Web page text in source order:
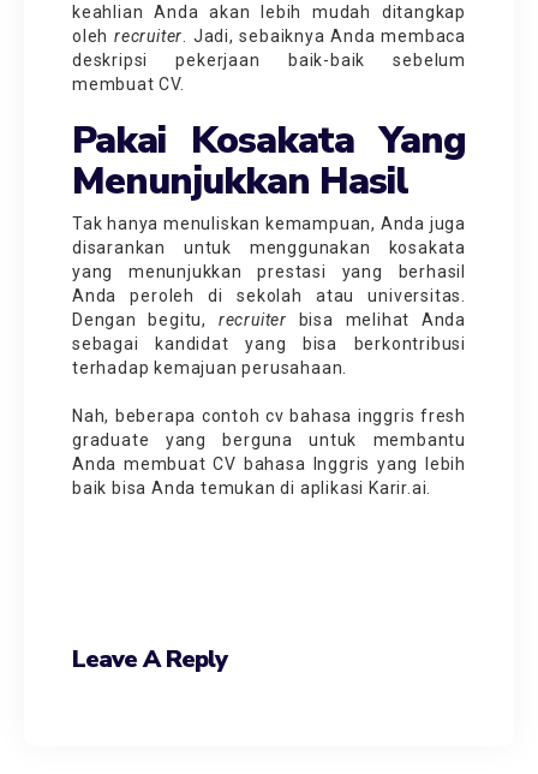
keahlian Anda akan lebih mudah ditangkap
oleh recruiter . Jadi, sebaiknya Anda membaca
deskripsi pekerjaan baik-baik sebelum
membuat CV.
Pakai Kosakata Yang
Menunjukkan Hasil
Tak hanya menuliskan kemampuan, Anda juga
disarankan untuk menggunakan kosakata
yang menunjukkan prestasi yang berhasil
Anda peroleh di sekolah atau universitas.
Dengan begitu, recruiter bisa melihat Anda
sebagai kandidat yang bisa berkontribusi
terhadap kemajuan perusahaan.
Nah, beberapa contoh cv bahasa inggris fresh
graduate yang berguna untuk membantu
Anda membuat CV bahasa Inggris yang lebih
baik bisa Anda temukan di aplikasi Karir.ai
Leave A Reply